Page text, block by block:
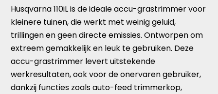
Husqvarna 110iL is de ideale accu-grastrimmer voor
kleinere tuinen, die werkt met weinig geluid,
trillingen en geen directe emissies. Ontworpen om
extreem gemakkelijk en leuk te gebruiken. Deze
accu-grastrimmer levert uitstekende
werkresultaten, ook voor de onervaren gebruiker,
dankzij functies zoals auto-feed trimmerkop,